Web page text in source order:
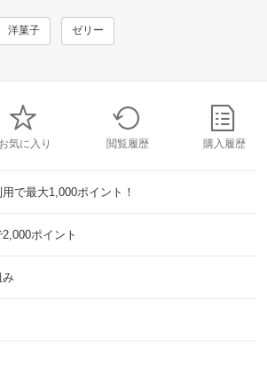
洋菓子 ゼリー
お気に入り 閲覧履歴 購入履歴
で最大1,000ポイント！
ポイント
み